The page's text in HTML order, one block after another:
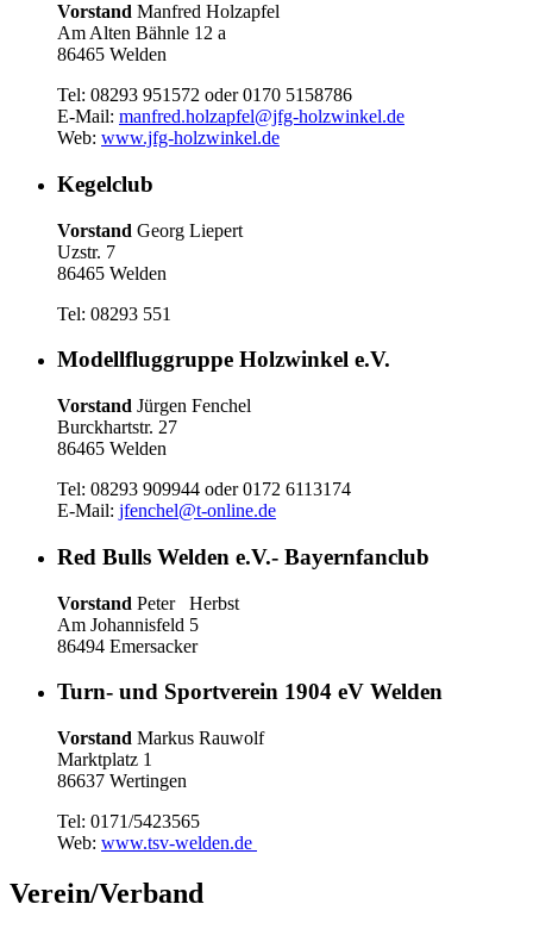
Vorstand Manfred Holzapfel
Am Alten Bähnle 12 a
86465 Welden
Tel: 08293 951572 oder 0170 5158786
E-Mail: manfred.holzapfel@jfg-holzwinkel.de
Web: www.jfg-holzwinkel.de
Kegelclub
Vorstand Georg Liepert
Uzstr. 7
86465 Welden
Tel: 08293 551
Modellfluggruppe Holzwinkel e.V.
Vorstand Jürgen Fenchel
Burckhartstr. 27
86465 Welden
Tel: 08293 909944 oder 0172 6113174
E-Mail: jfenchel@t-online.de
Red Bulls Welden e.V.- Bayernfanclub
Vorstand Peter Herbst
Am Johannisfeld 5
86494 Emersacker
Turn- und Sportverein 1904 eV Welden
Vorstand Markus Rauwolf
Marktplatz 1
86637 Wertingen
Tel: 0171/5423565
Web: www.tsv-welden.de
Verein/Verband